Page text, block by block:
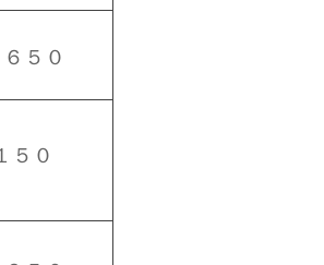
５０
５０